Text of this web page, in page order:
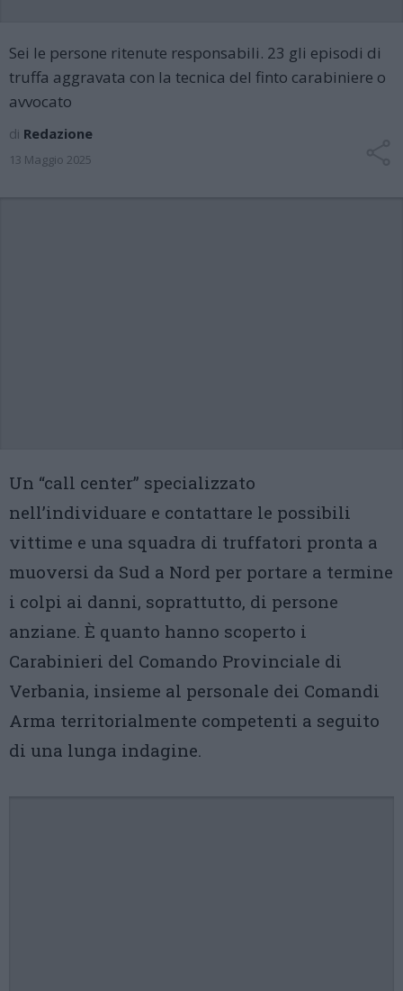
Sei le persone ritenute responsabili. 23 gli episodi di
truffa aggravata con la tecnica del finto carabiniere o
avvocato
di Redazione
13 Maggio 2025
Un “call center” specializzato
nell’individuare e contattare le possibili
vittime e una squadra di truffatori pronta a
muoversi da Sud a Nord per portare a termine
i colpi ai danni, soprattutto, di persone
anziane. È quanto hanno scoperto i
Carabinieri del Comando Provinciale di
Verbania, insieme al personale dei Comandi
Arma territorialmente competenti a seguito
di una lunga indagine.